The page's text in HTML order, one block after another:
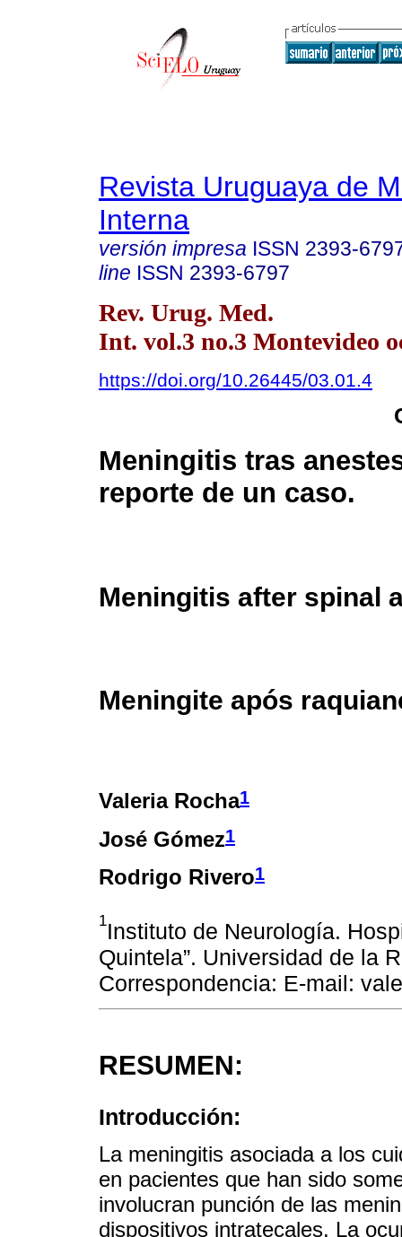
Revista Uruguaya de
Interna
versión impresa ISSN 2393-
line ISSN 2393-6797
Rev. Urug. Med.
Int. vol.3 no.3 Montevideo
https://doi.org/10.26445/03.01.4
Meningitis tras
reporte de un caso.
Meningitis after spinal
Meningite após
Valeria Rocha1
José Gómez1
Rodrigo Rivero1
1Instituto de Neurología.
Quintela”. Universidad de la
Correspondencia: E-mail:
RESUMEN:
Introducción:
La meningitis asociada a los
en pacientes que han sido
involucran punción de las
dispositivos intratecales. La